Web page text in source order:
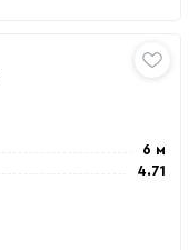
6 м
4.71